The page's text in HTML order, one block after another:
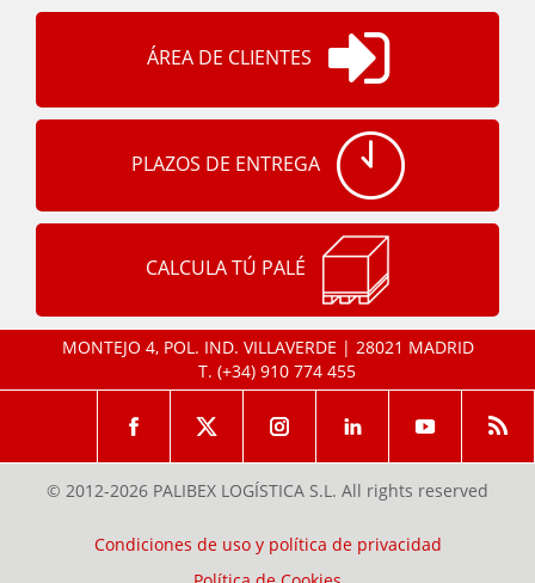
ÁREA DE CLIENTES
PLAZOS DE ENTREGA
CALCULA TÚ PALÉ
MONTEJO 4, POL. IND. VILLAVERDE | 28021 MADRID
T. (+34) 910 774 455
© 2012-2026 PALIBEX LOGÍSTICA S.L. All rights reserved
Condiciones de uso y política de privacidad